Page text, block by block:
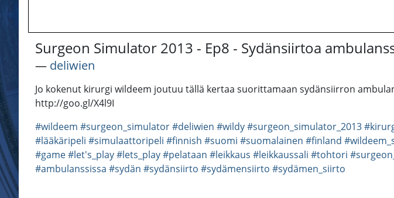
Surgeon Simulator 2013 - Ep8 - Sydänsiirtoa
― deliwien
Jo kokenut kirurgi wildeem joutuu tällä kertaa suorittamaan sydänsiirron
http://goo.gl/X4l9I
#wildeem #surgeon_simulator#deliwien #wildy#surgeon_simulator_2013
#lääkäripeli #simulaattoripeli #finnish #suomi #suomalainen #finland
#game#let's_play#lets_play#pelataan #leikkaus #leikkaussali #tohtori
#ambulanssissa #sydän #sydänsiirto #sydämensiirto #sydämen_siirto